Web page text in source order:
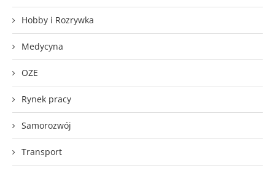
Hobby i Rozrywka
Medycyna
OZE
Rynek pracy
Samorozwój
Transport